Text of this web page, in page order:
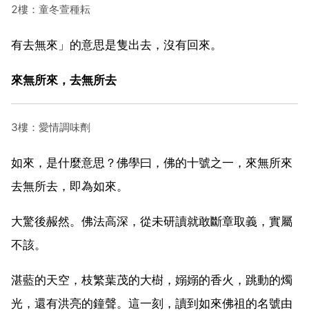
2樓：童冬萱種耘
有去無來」的意思是隻出去，沒有回來。
來無所來，去無所去
3樓：愛情調味劑
如來，是什麼意思？佛學曰，佛的十號之一，來無所來
去無所去，即為如來。
大驚後赧然。佛法高深，從未研讀就敢斷章取義，實屬
不該。
湛藍的天空，枝繁葉茂的大樹，嫋嫋的香火，跳動的燭
光，還有洪亮的鐘聲。這一刻，讀到如來佛祖的名號由